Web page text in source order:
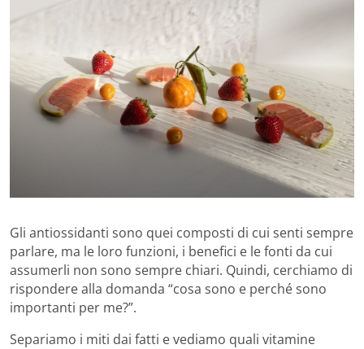
Gli antiossidanti sono quei composti di cui senti sempre
parlare, ma le loro funzioni, i benefici e le fonti da cui
assumerli non sono sempre chiari. Quindi, cerchiamo di
rispondere alla domanda “cosa sono e perché sono
importanti per me?”.
Separiamo i miti dai fatti e vediamo quali vitamine